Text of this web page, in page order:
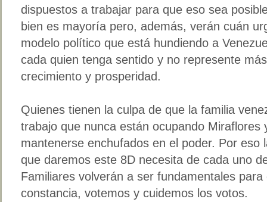
dispuestos a trabajar para que eso sea
bien es mayoría pero, además, verán cuán
modelo político que está hundiendo a
cada quien tenga sentido y no represente
crecimiento y prosperidad.
Quienes tienen la culpa de que la familia
trabajo que nunca están ocupando Miraflores
mantenerse enchufados en el poder. Por eso
que daremos este 8D necesita de cada uno
Familiares volverán a ser fundamentales
constancia, votemos y cuidemos los votos.